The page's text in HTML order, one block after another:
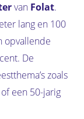
van Folat.
lang en 100
opvallende
De
zoals
een 50-jarig